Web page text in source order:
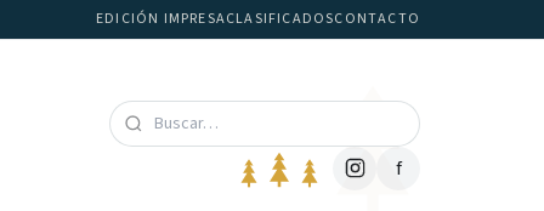
EDICIÓN IMPRESACLASIFICADOSCONTACTO
f